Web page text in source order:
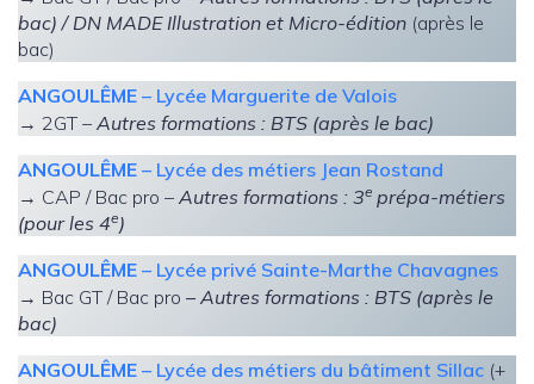
bac) / DN MADE Illustration et Micro-édition (après le
bac)
ANGOULÊME – Lycée Marguerite de Valois
→ 2GT – Autres formations : BTS (après le bac)
ANGOULÊME – Lycée des métiers Jean Rostand
→ CAP / Bac pro – Autres formations : 3e prépa-métiers
(pour les 4e)
ANGOULÊME – Lycée privé Sainte-Marthe Chavagnes
→ Bac GT / Bac pro – Autres formations : BTS (après le
bac)
ANGOULÊME – Lycée des métiers du bâtiment Sillac (+